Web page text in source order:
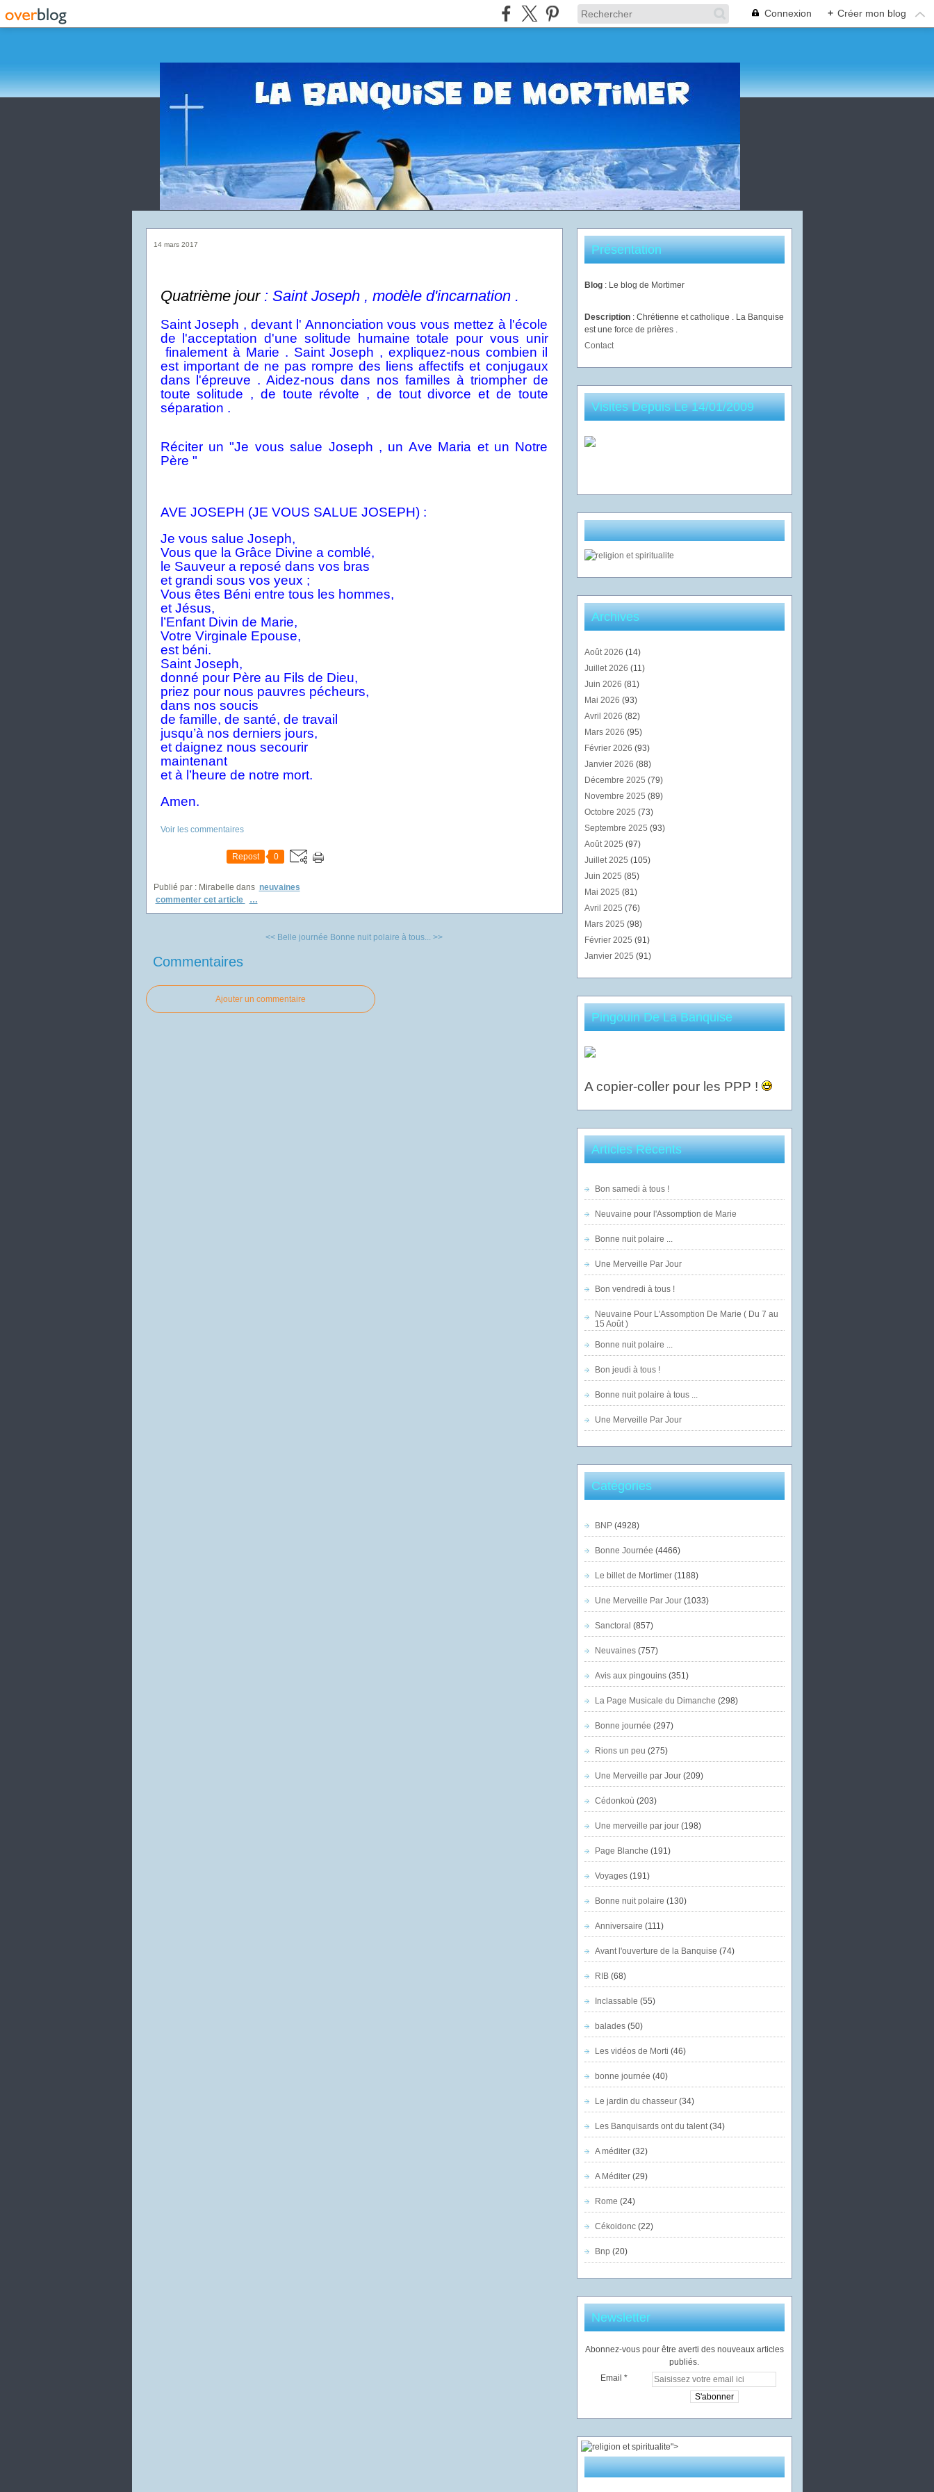
Connexion + Créer mon blog
14 mars 2017
Quatrième jour : Saint Joseph , modèle d'incarnation .
Saint Joseph , devant l' Annonciation vous vous mettez à l'école
de l'acceptation d'une solitude humaine totale pour vous unir
finalement à Marie . Saint Joseph , expliquez-nous combien il
est important de ne pas rompre des liens affectifs et conjugaux
dans l'épreuve . Aidez-nous dans nos familles à triompher de
toute solitude , de toute révolte , de tout divorce et de toute
séparation .
Réciter un "Je vous salue Joseph , un Ave Maria et un Notre
Père "
AVE JOSEPH (JE VOUS SALUE JOSEPH) :
Je vous salue Joseph,
Vous que la Grâce Divine a comblé,
le Sauveur a reposé dans vos bras
et grandi sous vos yeux ;
Vous êtes Béni entre tous les hommes,
et Jésus,
l’Enfant Divin de Marie,
Votre Virginale Epouse,
est béni.
Saint Joseph,
donné pour Père au Fils de Dieu,
priez pour nous pauvres pécheurs,
dans nos soucis
de famille, de santé, de travail
jusqu’à nos derniers jours,
et daignez nous secourir
maintenant
et à l’heure de notre mort.
Amen.
Voir les commentaires
Repost 0
Publié par : Mirabelle dans neuvaines
commenter cet article
…
<< Belle journée Bonne nuit polaire à tous... >>
Commentaires
Ajouter un commentaire
Présentation
Blog : Le blog de Mortimer
Description : Chrétienne et catholique . La Banquise
est une force de prières .
Contact
Visites Depuis Le 14/01/2009
Archives
Août 2026 (14)
Juillet 2026 (11)
Juin 2026 (81)
Mai 2026 (93)
Avril 2026 (82)
Mars 2026 (95)
Février 2026 (93)
Janvier 2026 (88)
Décembre 2025 (79)
Novembre 2025 (89)
Octobre 2025 (73)
Septembre 2025 (93)
Août 2025 (97)
Juillet 2025 (105)
Juin 2025 (85)
Mai 2025 (81)
Avril 2025 (76)
Mars 2025 (98)
Février 2025 (91)
Janvier 2025 (91)
Pingouin De La Banquise
A copier-coller pour les PPP !
Articles Récents
Bon samedi à tous !
Neuvaine pour l'Assomption de Marie
Bonne nuit polaire ...
Une Merveille Par Jour
Bon vendredi à tous !
Neuvaine Pour L'Assomption De Marie ( Du 7 au
15 Août )
Bonne nuit polaire ...
Bon jeudi à tous !
Bonne nuit polaire à tous ...
Une Merveille Par Jour
Catégories
BNP(4928)
Bonne Journée (4466)
Le billet de Mortimer(1188)
Une Merveille Par Jour(1033)
Sanctoral (857)
Neuvaines(757)
Avis aux pingouins(351)
La Page Musicale du Dimanche (298)
Bonne journée (297)
Rions un peu (275)
Une Merveille par Jour(209)
Cédonkoù (203)
Une merveille par jour(198)
Page Blanche (191)
Voyages(191)
Bonne nuit polaire (130)
Anniversaire (111)
Avant l'ouverture de la Banquise (74)
RIB(68)
Inclassable (55)
balades(50)
Les vidéos de Morti (46)
bonne journée (40)
Le jardin du chasseur(34)
Les Banquisards ont du talent(34)
A méditer(32)
A Méditer(29)
Rome (24)
Cékoidonc(22)
Bnp (20)
Newsletter
Abonnez-vous pour être averti des nouveaux articles
publiés.
Email
">